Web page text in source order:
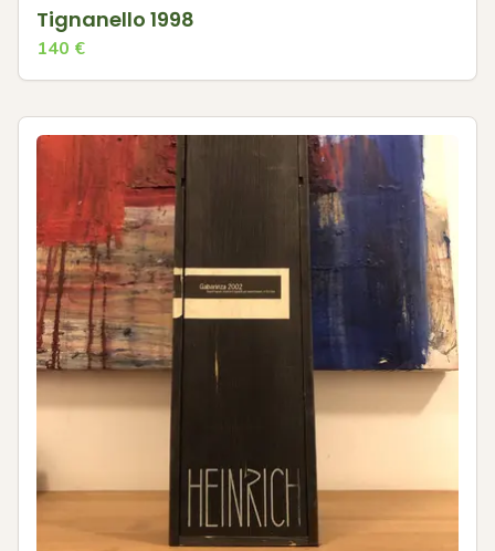
Tignanello 1998
140 €